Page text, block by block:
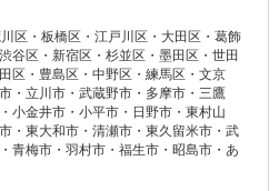
区・板橋区・江戸川区・大田区・葛飾
谷区・新宿区・杉並区・墨田区・世田
区・豊島区・中野区・練馬区・文京
・立川市・武蔵野市・多摩市・三鷹
小金井市・小平市・日野市・東村山
・東大和市・清瀬市・東久留米市・武
青梅市・羽村市・福生市・昭島市・あ